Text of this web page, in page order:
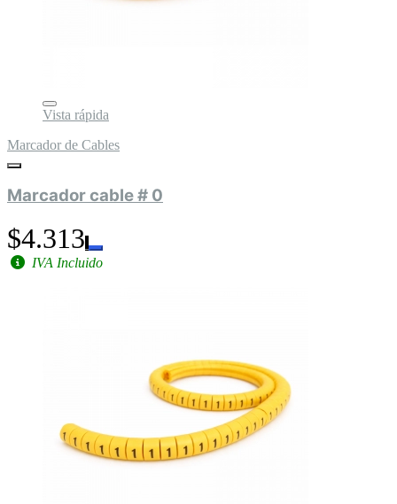
Vista rápida
Marcador de Cables
Marcador cable # 0
$4.313
IVA Incluido